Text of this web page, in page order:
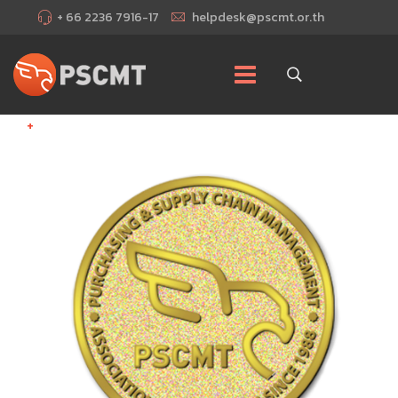
+ 66 2236 7916-17 helpdesk@pscmt.or.th
+